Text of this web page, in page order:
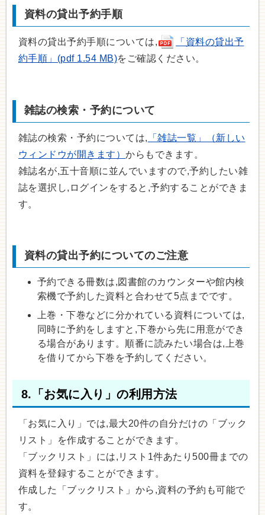
資料の貸出予約手順
資料の貸出予約手順については,
「資料の貸出予
約手順」(pdf 1.54 MB)をご確認ください。
雑誌の検索・予約について
雑誌の検索・予約については,
「雑誌一覧」（新しい
ウィンドウが開きます）からもできます。
雑誌名が,五十音順に並んでいますので,予約したい雑
誌を選択し,ログインをすると,予約することができま
す。
資料の貸出予約についてのご注意
予約できる冊数は,図書館のカウンターや館内検
索機で予約した資料と合わせて5点までです。
上巻・下巻などに分かれている資料については,
同時に予約をしますと,下巻から先に用意ができ
る場合があります。順番に読みたい場合は,上巻
を借りてから下巻を予約してください。
8.「お気に入り」の利用方法
「お気に入り」では,最大20件の自分だけの「ブック
リスト」を作成することができます。
「ブックリスト」には,リスト1件あたり500冊までの
資料を登録することができます。
作成した「ブックリスト」から,資料の予約も可能で
す。